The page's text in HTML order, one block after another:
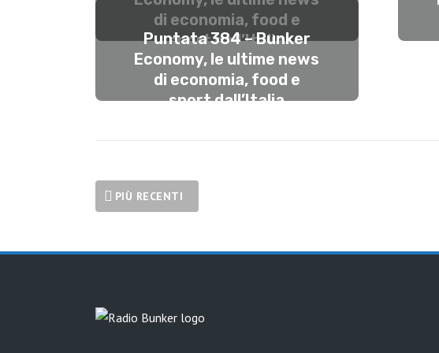
di economia, food e
sport dall’Italia
#13maggio
MAGGIO 13, 2025
Puntata 384 – Bunker
Economy, le ultime news
di economia, food e
sport dall’Italia
PIÙ RECENTI